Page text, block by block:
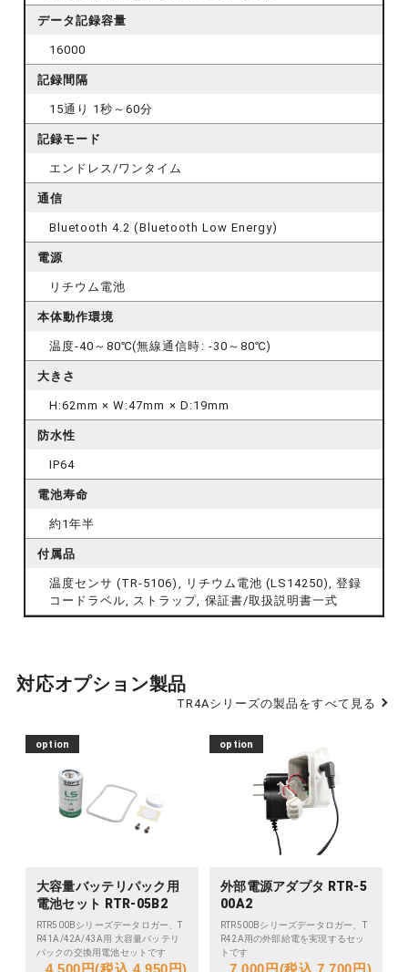
データ記録容量
16000
記録間隔
15通り 1秒～60分
記録モード
エンドレス/ワンタイム
通信
Bluetooth 4.2 (Bluetooth Low Energy)
電源
リチウム電池
本体動作環境
温度-40～80℃(無線通信時: -30～80℃)
大きさ
H:62mm × W:47mm × D:19mm
防水性
IP64
電池寿命
約1年半
付属品
温度センサ (TR-5106), リチウム電池 (LS14250), 登録
コードラベル, ストラップ, 保証書/取扱説明書一式
対応オプション製品
TR4Aシリーズの製品をすべて見る
option
大容量バッテリパック用
電池セット RTR-05B2
RTR500Bシリーズデータロガー、T
R41A/42A/43A用 大容量バッテリ
パックの交換用電池セットです
4,500円(税込 4,950円)
option
外部電源アダプタ RTR-5
00A2
RTR500Bシリーズデータロガー、T
R42A用の外部給電を実現するセッ
トです
7,000円(税込 7,700円)